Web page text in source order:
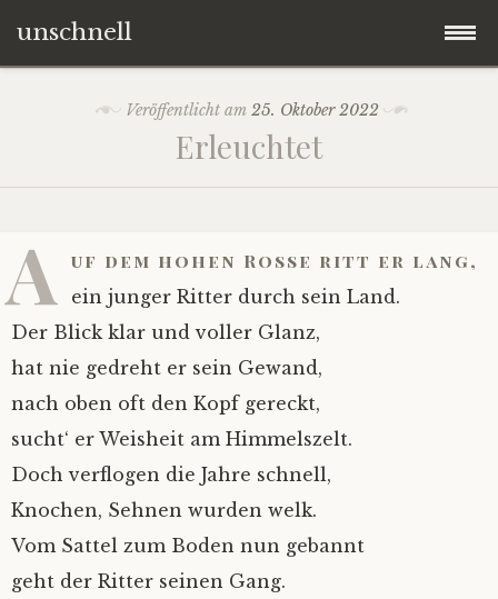
unschnell
Verba
Impressum
Veröffentlicht am25. Oktober 2022
Erleuchtet
A uf dem hohen Rosse ritt er lang,
ein junger Ritter durch sein Land.
Der Blick klar und voller Glanz,
hat nie gedreht er sein Gewand,
nach oben oft den Kopf gereckt,
sucht‘ er Weisheit am Himmelszelt.
Doch verflogen die Jahre schnell,
Knochen, Sehnen wurden welk.
Vom Sattel zum Boden nun gebannt
geht der Ritter seinen Gang.